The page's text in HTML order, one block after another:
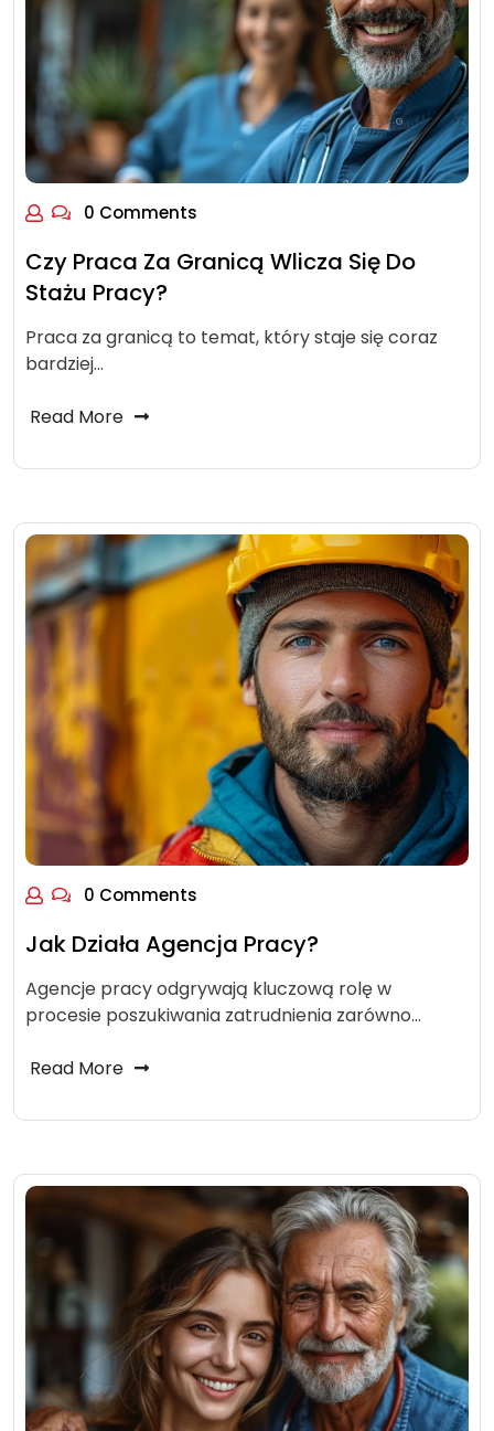
0 Comments
Czy Praca Za Granicą Wlicza Się Do
Stażu Pracy?
Praca za granicą to temat, który staje się coraz
bardziej…
Read More
0 Comments
Jak Działa Agencja Pracy?
Agencje pracy odgrywają kluczową rolę w
procesie poszukiwania zatrudnienia zarówno…
Read More